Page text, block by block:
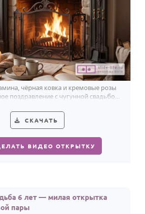
чёрная ковка и кремовые розы
поздравление с чугунной свадьбой
СКАЧАТЬ
ВИДЕО ОТКРЫТКУ
6 лет — милая открытка
пары